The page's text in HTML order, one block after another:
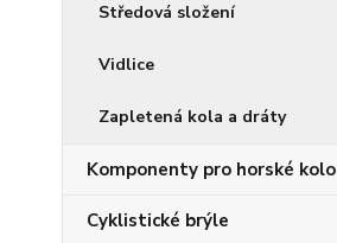
Středová složení
Vidlice
Zapletená kola a dráty
Komponenty pro horské kolo
Cyklistické brýle